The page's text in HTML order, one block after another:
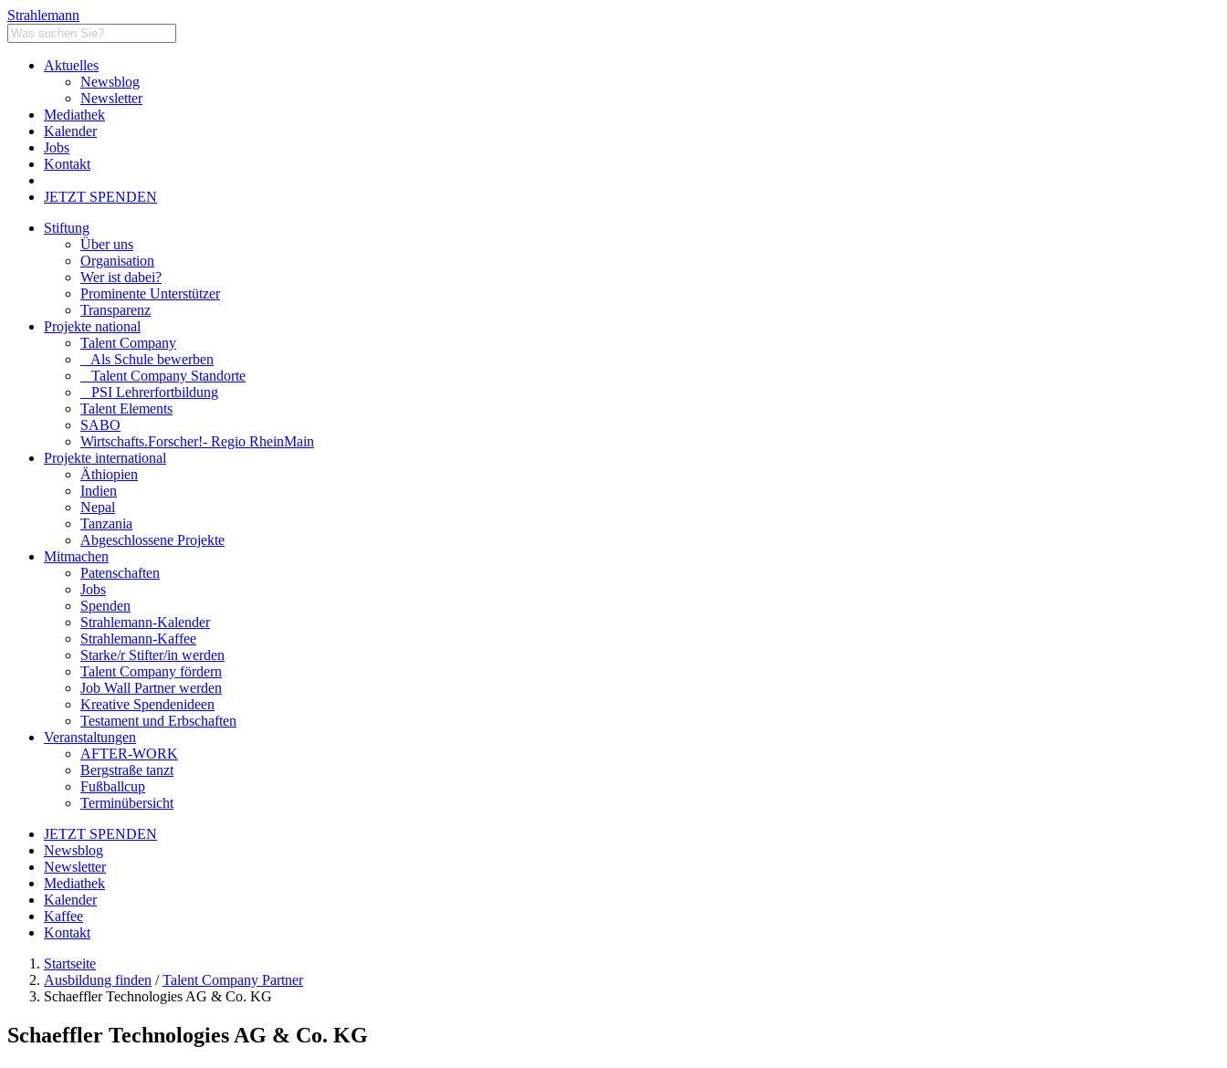
Strahlemann
Aktuelles
Newsblog
Newsletter
Mediathek
Kalender
Jobs
Kontakt
JETZT SPENDEN
Stiftung
Über uns
Organisation
Wer ist dabei?
Prominente Unterstützer
Transparenz
Projekte national
Talent Company
Als Schule bewerben
Talent Company Standorte
PSI Lehrerfortbildung
Talent Elements
SABO
Wirtschafts.Forscher!- Regio RheinMain
Projekte international
Äthiopien
Indien
Nepal
Tanzania
Abgeschlossene Projekte
Mitmachen
Patenschaften
Jobs
Spenden
Strahlemann-Kalender
Strahlemann-Kaffee
Starke/r Stifter/in werden
Talent Company fördern
Job Wall Partner werden
Kreative Spendenideen
Testament und Erbschaften
Veranstaltungen
AFTER-WORK
Bergstraße tanzt
Fußballcup
Terminübersicht
JETZT SPENDEN
Newsblog
Newsletter
Mediathek
Kalender
Kaffee
Kontakt
Startseite
Ausbildung finden /Talent Company Partner
Schaeffler Technologies AG & Co. KG
Schaeffler Technologies AG & Co. KG